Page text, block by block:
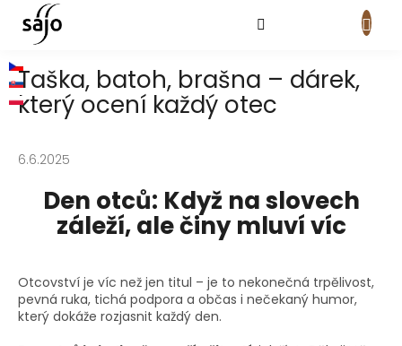
obsah
KOŠÍK
Taška, batoh, brašna – dárek,
který ocení každý otec
6.6.2025
Den otců: Když na slovech
záleží, ale činy mluví víc
Otcovství je víc než jen titul – je to nekonečná trpělivost,
pevná ruka, tichá podpora a občas i nečekaný humor,
který dokáže rozjasnit každý den.